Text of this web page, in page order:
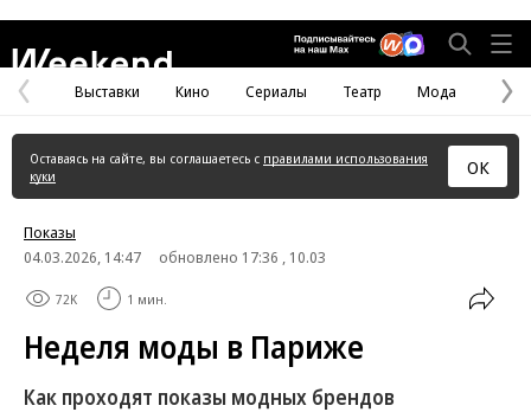
Предыдущая
страница
Выставки Кино Сериалы Театр Мода
Оставаясь на сайте, вы соглашаетесь с правилами использования
куки
ОК
Показы
04.03.2026, 14:47
обновлено 17:36 , 10.03
72K 1 мин.
Неделя моды в Париже
Как проходят показы модных брендов